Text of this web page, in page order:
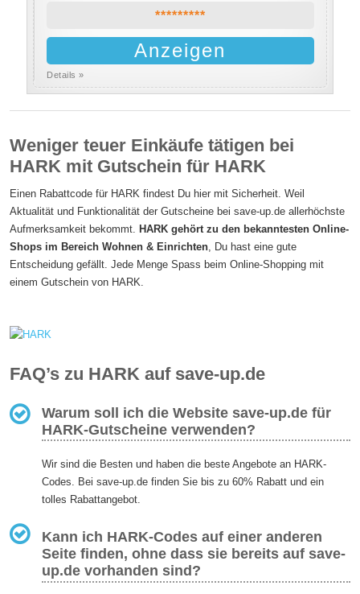
*********
Anzeigen
Details »
Weniger teuer Einkäufe tätigen bei
HARK mit Gutschein für HARK
Einen Rabattcode für HARK findest Du hier mit Sicherheit. Weil
Aktualität und Funktionalität der Gutscheine bei save-up.de allerhöchste
Aufmerksamkeit bekommt. HARK gehört zu den bekanntesten Online-
Shops im Bereich Wohnen & Einrichten, Du hast eine gute
Entscheidung gefällt. Jede Menge Spass beim Online-Shopping mit
einem Gutschein von HARK.
FAQ’s zu HARK auf save-up.de
Warum soll ich die Website save-up.de für
HARK-Gutscheine verwenden?
Wir sind die Besten und haben die beste Angebote an HARK-
Codes. Bei save-up.de finden Sie bis zu 60% Rabatt und ein
tolles Rabattangebot.
Kann ich HARK-Codes auf einer anderen
Seite finden, ohne dass sie bereits auf save-
up.de vorhanden sind?